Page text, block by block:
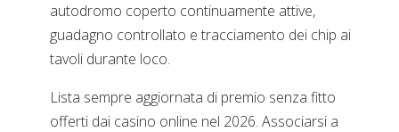
autodromo coperto continuamente attive,
guadagno controllato e tracciamento dei chip ai
tavoli durante loco.
Lista sempre aggiornata di premio senza fitto
offerti dai casino online nel 2026. Associarsi a